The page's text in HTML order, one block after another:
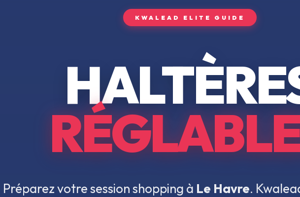
KWALEAD ELITE GUIDE
Préparez votre session shopping à Le Havre.